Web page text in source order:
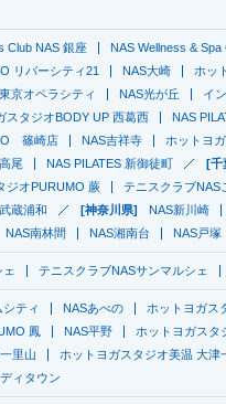
Club NAS 銀座
NAS Wellness &
リバーシティ21
NAS大崎
ホッ
京オペラシティ
NAS光が丘
イ
スタジオBODY UP 西葛西
NAS
篠崎店
NAS吉祥寺
ホットヨ
尾
NAS PILATES 新御徒町
[千
ジオPURUMO 蕨
テニスクラブNAS
蔵浦和
[神奈川県]
NAS新川崎
NAS南林間 NAS湘南台 NAS戸塚
テニスクラブNASサンマルシェ
ティ NASあべの
ホットヨガス
鳳
NAS平野
ホットヨガスタ
里山
ホットヨガスタジオ美温 大津
ィタウン